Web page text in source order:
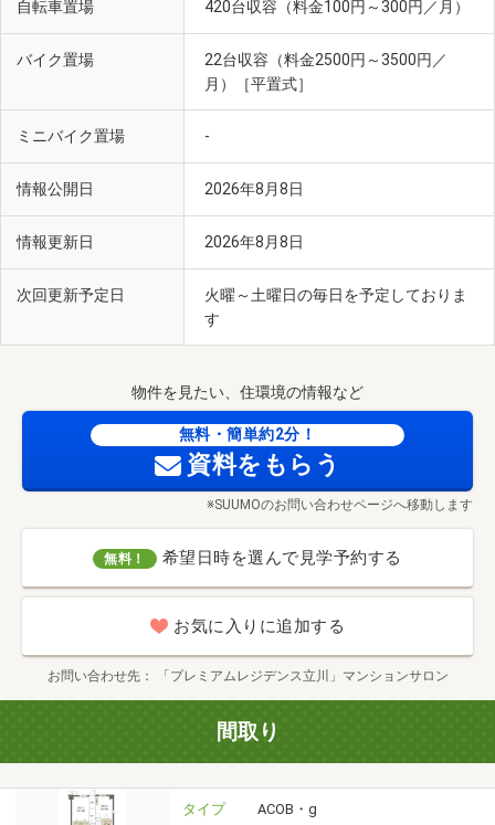
自転車置場 420台収容（料金100円～300円／月）
バイク置場
22台収容（料金2500円～3500円／
月）［平置式］
ミニバイク置場 -
情報公開日 2026年8月8日
情報更新日 2026年8月8日
次回更新予定日
火曜～土曜日の毎日を予定しておりま
す
物件を見たい、住環境の情報など
無料・簡単約2分！
資料をもらう
※SUUMOのお問い合わせページへ移動します
無料！ 希望日時を選んで見学予約する
お気に入りに追加する
お問い合わせ先 「プレミアムレジデンス立川」マンションサロン
間取り
タイプ
ACOB・g